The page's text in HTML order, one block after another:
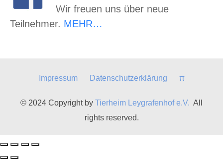
Wir freuen uns über neue
Teilnehmer. MEHR…
Impressum Datenschutzerklärung π
© 2024 Copyright by Tierheim Leygrafenhof e.V. All
rights reserved.